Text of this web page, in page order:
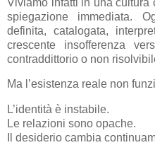
spiegazione immediata.
definita, catalogata,
crescente insofferenza
contraddittorio o non
Ma l’esistenza reale non
L’identità è instabile.
Le relazioni sono opache.
Il desiderio cambia